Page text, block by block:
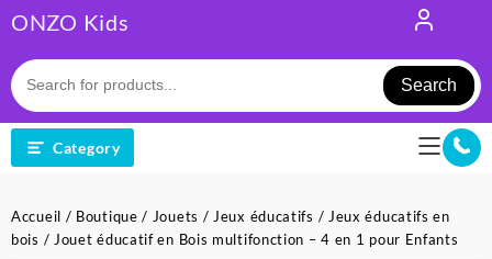
to
content
ONZO Kids
Search
Category
Accueil / Boutique / Jouets / Jeux éducatifs / Jeux éducatifs en
bois / Jouet éducatif en Bois multifonction – 4 en 1 pour Enfants